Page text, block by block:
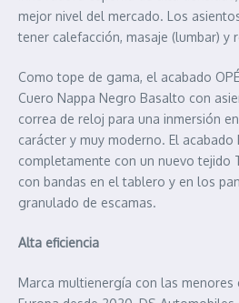
mejor nivel del mercado. Los
tener calefacción, masaje (lumbar) y
Como tope de gama, el acabado
Cuero Nappa Negro Basalto con
correa de reloj para una inmersión
carácter y muy moderno. El acabado
completamente con un nuevo tejido
con bandas en el tablero y en los
granulado de escamas.
Alta eficiencia
Marca multienergía con las menores